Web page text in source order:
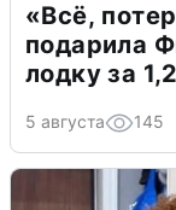
«Всё,
подарила
лодку за
5 августа 145